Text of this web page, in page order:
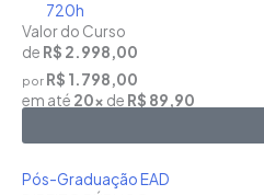
720h
Valor do Curso
de R$ 2.998,00
por R$ 1.798,00
em até 20x de R$ 89,90
Pós-Graduação EAD